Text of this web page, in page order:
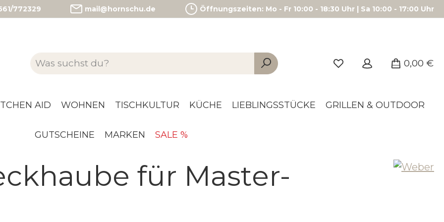
772329 mail@hornschu.de Öffnungszeiten: Mo - Fr 10:00 - 18:30 Uhr | Sa 10:00 - 17:00 Uhr
0,00 €
AID WOHNEN TISCHKULTUR KÜCHE LIEBLINGSSTÜCKE GRILLEN & OUTDOOR
GUTSCHEINE MARKEN SALE %
für Master-